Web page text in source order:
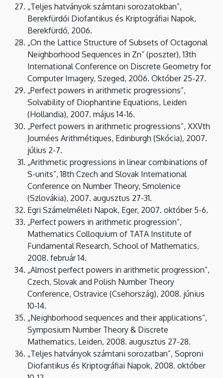
„Teljes hatványok számtani sorozatokban”,
Berekfürdői Diofantikus és Kriptográfiai Napok,
Berekfürdő, 2006.
„On the Lattice Structure of Subsets of Octagonal
Neighborhood Sequences in Zn” (poszter), 13th
International Conference on Discrete Geometry for
Computer Imagery, Szeged, 2006. Október 25-27.
„Perfect powers in arithmetic progressions”,
Solvability of Diophantine Equations, Leiden
(Hollandia), 2007. május 14-16.
„Perfect powers in arithmetic progressions”, XXVth
Journées Arithmétiques, Edinburgh (Skócia), 2007.
július 2-7.
„Arithmetic progressions in linear combinations of
S-units”, 18th Czech and Slovak International
Conference on Number Theory, Smolenice
(Szlovákia), 2007. augusztus 27-31.
Egri Számelméleti Napok, Eger, 2007. október 5-6.
„Perfect powers in arithmetic progression”,
Mathematics Colloquium of TATA Institute of
Fundamental Research, School of Mathematics,
2008. február 14.
„Almost perfect powers in arithmetic progression”,
Czech, Slovak and Polish Number Theory
Conference, Ostravice (Csehország), 2008. június
10-14.
„Neighborhood sequences and their applications”,
Symposium Number Theory & Discrete
Mathematics, Leiden, 2008. augusztus 27-28.
„Teljes hatványok számtani sorozatban”, Soproni
Diofantikus és Kriptográfiai Napok, 2008. október